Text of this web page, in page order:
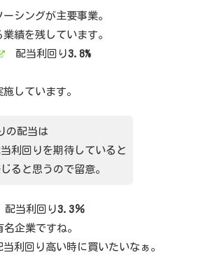
シングが主要事業。
績を残しています。
配当利回り3.8%
しています。
の配当は
利回りを期待していると
ると思うので留意。
配当利回り3.3％
企業ですね。
利回り高い時に買いたいなぁ。